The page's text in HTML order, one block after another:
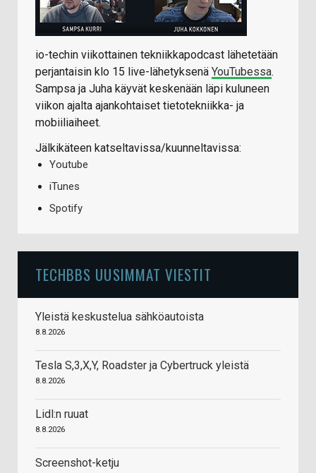
io-techin viikottainen tekniikkapodcast lähetetään
perjantaisin klo 15 live-lähetyksenä YouTubessa.
Sampsa ja Juha käyvät keskenään läpi kuluneen
viikon ajalta ajankohtaiset tietotekniikka- ja
mobiiliaiheet.
Jälkikäteen katseltavissa/kuunneltavissa:
Youtube
iTunes
Spotify
TECHBBS UUSIMMAT VIESTIT
Yleistä keskustelua sähköautoista
8.8.2026
Tesla S,3,X,Y, Roadster ja Cybertruck yleistä
8.8.2026
Lidl:n ruuat
8.8.2026
Screenshot-ketju